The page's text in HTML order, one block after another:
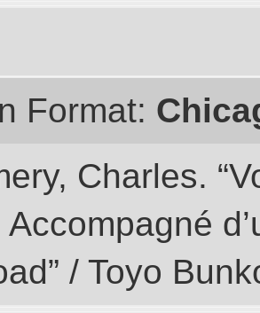
Format:
Charles.
/ Toyo